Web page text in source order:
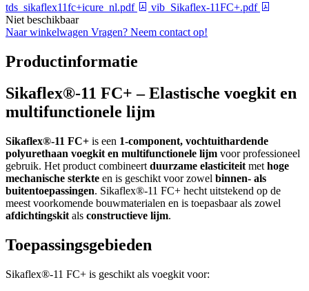
tds_sikaflex11fc+icure_nl.pdf
vib_Sikaflex-11FC+.pdf
Niet beschikbaar
Naar winkelwagen Vragen? Neem contact op!
Productinformatie
Sikaflex®-11 FC+ – Elastische voegkit en
multifunctionele lijm
Sikaflex®-11 FC+ is een 1-component, vochtuithardende
polyurethaan voegkit en multifunctionele lijm voor professioneel
gebruik. Het product combineert duurzame elasticiteit met hoge
mechanische sterkte en is geschikt voor zowel binnen- als
buitentoepassingen. Sikaflex®-11 FC+ hecht uitstekend op de
meest voorkomende bouwmaterialen en is toepasbaar als zowel
afdichtingskit als constructieve lijm.
Toepassingsgebieden
Sikaflex®-11 FC+ is geschikt als voegkit voor: